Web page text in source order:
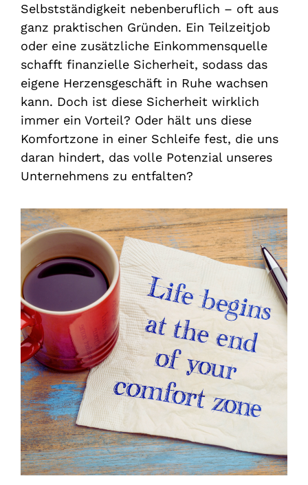
Selbstständigkeit nebenberuflich – oft aus
ganz praktischen Gründen. Ein Teilzeitjob
oder eine zusätzliche Einkommensquelle
schafft finanzielle Sicherheit, sodass das
eigene Herzensgeschäft in Ruhe wachsen
kann. Doch ist diese Sicherheit wirklich
immer ein Vorteil? Oder hält uns diese
Komfortzone in einer Schleife fest, die uns
daran hindert, das volle Potenzial unseres
Unternehmens zu entfalten?